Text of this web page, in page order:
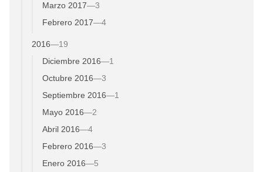
Marzo 2017—3
Febrero 2017—4
2016—19
Diciembre 2016—1
Octubre 2016—3
Septiembre 2016—1
Mayo 2016—2
Abril 2016—4
Febrero 2016—3
Enero 2016—5